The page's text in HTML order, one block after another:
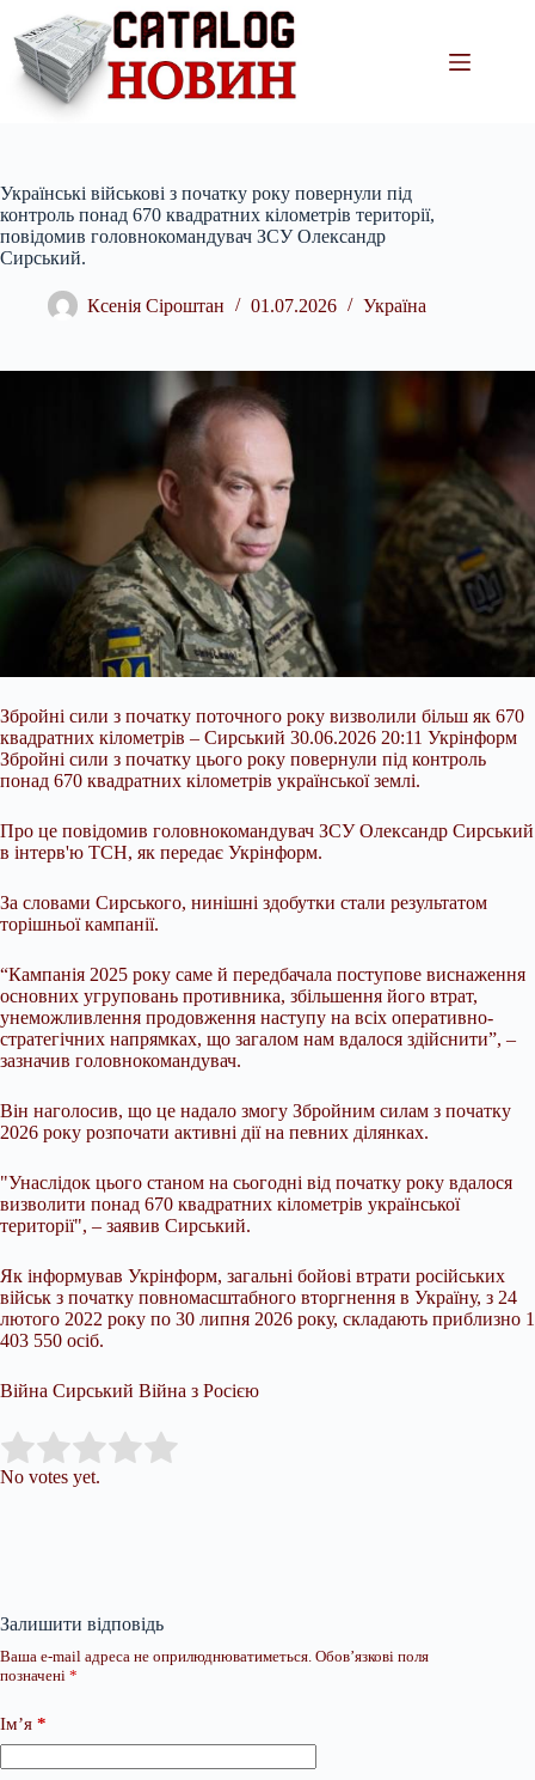
вмісту
Українські військові з початку року повернули під
контроль понад 670 квадратних кілометрів території,
повідомив головнокомандувач ЗСУ Олександр
Сирський.
Ксенія Сіроштан 01.07.2026 Україна
Збройні сили з початку поточного року визволили більш як 670
квадратних кілометрів – Сирський 30.06.2026 20:11 Укрінформ
Збройні сили з початку цього року повернули під контроль
понад 670 квадратних кілометрів української землі.
Про це повідомив головнокомандувач ЗСУ Олександр Сирський
в інтерв'ю ТСН, як передає Укрінформ.
За словами Сирського, нинішні здобутки стали результатом
торішньої кампанії.
“Кампанія 2025 року саме й передбачала поступове виснаження
основних угруповань противника, збільшення його втрат,
унеможливлення продовження наступу на всіх оперативно-
стратегічних напрямках, що загалом нам вдалося здійснити”, –
зазначив головнокомандувач.
Він наголосив, що це надало змогу Збройним силам з початку
2026 року розпочати активні дії на певних ділянках.
"Унаслідок цього станом на сьогодні від початку року вдалося
визволити понад 670 квадратних кілометрів української
території", – заявив Сирський.
Як інформував Укрінформ, загальні бойові втрати російських
військ з початку повномасштабного вторгнення в Україну, з 24
лютого 2022 року по 30 липня 2026 року, складають приблизно 1
403 550 осіб.
Війна Сирський Війна з Росією
Rate this item:
No votes yet.
Залишити відповідь
Ваша e-mail адреса не оприлюднюватиметься. Обов’язкові поля
позначені *
Ім’я *